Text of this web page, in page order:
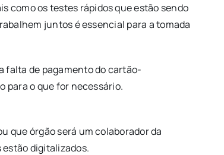
como os testes rápidos que estão sendo
juntos é essencial para a tomada
falta de pagamento do cartão-
para o que for necessário.
que órgão será um colaborador da
estão digitalizados.